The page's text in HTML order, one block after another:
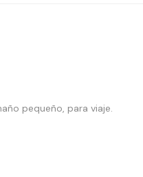
pequeño, para viaje.